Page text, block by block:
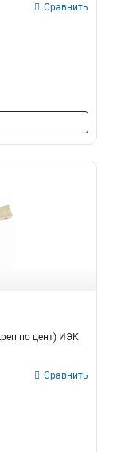
Сравнить
по цент) ИЭК
Сравнить